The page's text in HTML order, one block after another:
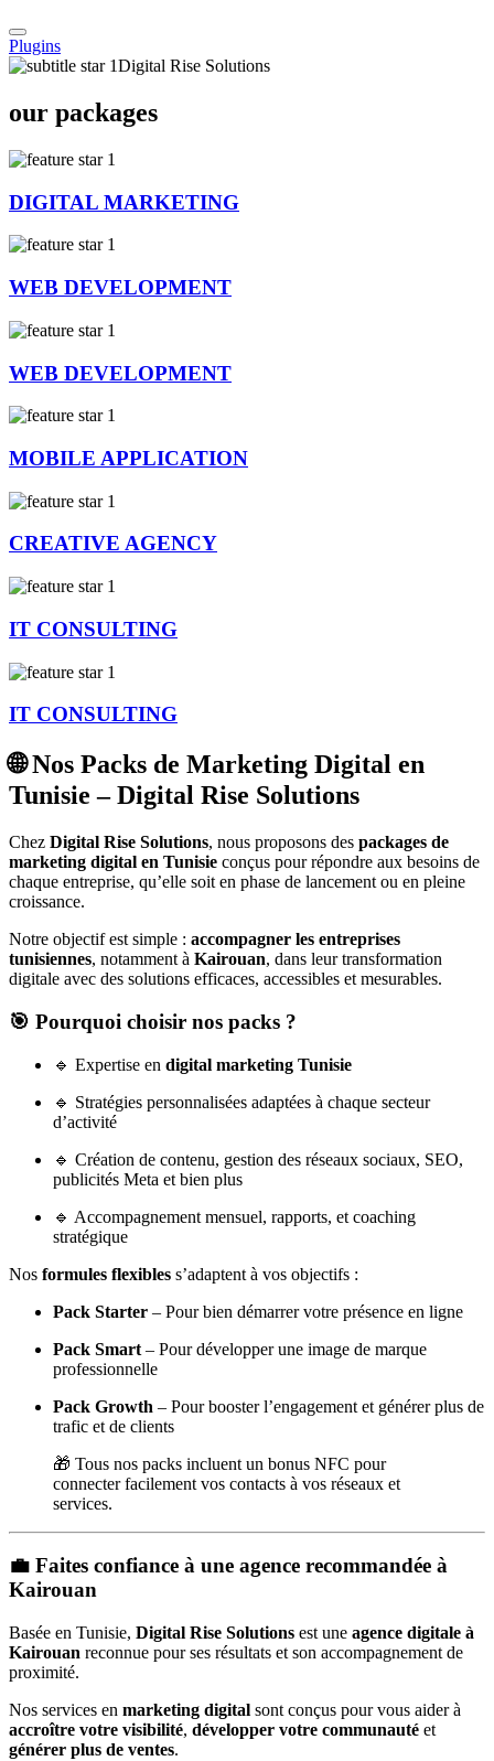
Plugins
Digital Rise Solutions
our packages
DIGITAL MARKETING
WEB DEVELOPMENT
WEB DEVELOPMENT
MOBILE APPLICATION
CREATIVE AGENCY
IT CONSULTING
IT CONSULTING
🌐 Nos Packs de Marketing Digital en
Tunisie – Digital Rise Solutions
Chez Digital Rise Solutions, nous proposons des packages de
marketing digital en Tunisie conçus pour répondre aux besoins de
chaque entreprise, qu’elle soit en phase de lancement ou en pleine
croissance.
Notre objectif est simple : accompagner les entreprises
tunisiennes, notamment à Kairouan, dans leur transformation
digitale avec des solutions efficaces, accessibles et mesurables.
🎯 Pourquoi choisir nos packs ?
🔹 Expertise en digital marketing Tunisie
🔹 Stratégies personnalisées adaptées à chaque secteur
d’activité
🔹 Création de contenu, gestion des réseaux sociaux, SEO,
publicités Meta et bien plus
🔹 Accompagnement mensuel, rapports, et coaching
stratégique
Nos formules flexibles s’adaptent à vos objectifs :
Pack Starter – Pour bien démarrer votre présence en ligne
Pack Smart – Pour développer une image de marque
professionnelle
Pack Growth – Pour booster l’engagement et générer plus de
trafic et de clients
🎁 Tous nos packs incluent un bonus NFC pour
connecter facilement vos contacts à vos réseaux et
services.
💼 Faites confiance à une agence recommandée à
Kairouan
Basée en Tunisie, Digital Rise Solutions est une agence digitale à
Kairouan reconnue pour ses résultats et son accompagnement de
proximité.
Nos services en marketing digital sont conçus pour vous aider à
accroître votre visibilité, développer votre communauté et
générer plus de ventes.